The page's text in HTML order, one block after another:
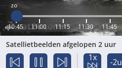
zo
10:45 11:00 11:15 11:30 11:45
Satellietbeelden afgelopen 2 uur
1x -2u